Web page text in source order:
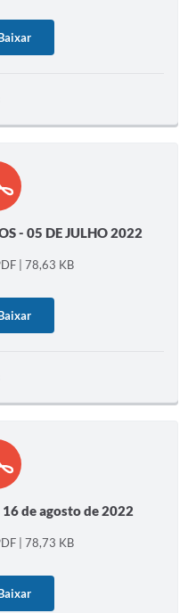
- 05 DE JULHO 2022
| 78,63 KB
de agosto de 2022
| 78,73 KB